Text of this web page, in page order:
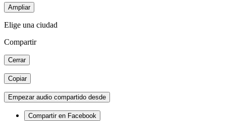
Ampliar
Elige una ciudad
Compartir
Cerrar
Copiar
Empezar audio compartido desde
Compartir en Facebook